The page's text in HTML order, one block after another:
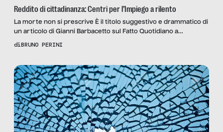
Reddito di cittadinanza: Centri per l’Impiego a rilento
La morte non si prescrive È il titolo suggestivo e drammatico di
un articolo di Gianni Barbacetto sul Fatto Quotidiano a
proposito del caso Eternit e del dibattito sulla prescrizione che
diritti degli […]
diBRUNO PERINI